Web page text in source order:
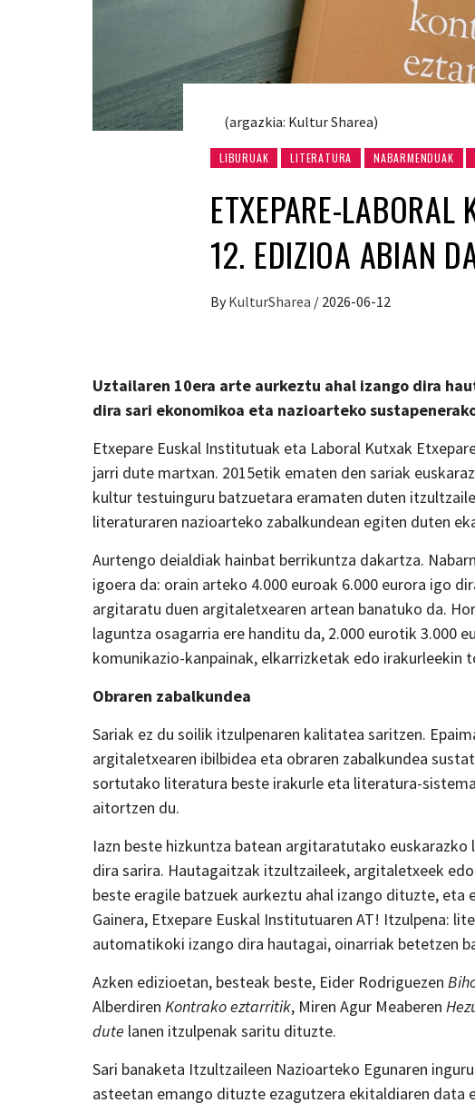
(argazkia: Kultur Sharea)
LIBURUAK LITERATURA NABARMENDUAK
ETXEPARE-
12. EDIZIOA ABIAN
By KulturSharea / 2026-06-12
Uztailaren 10era arte aurkeztu ahal izango dira
dira sari ekonomikoa eta nazioarteko
Etxepare Euskal Institutuak eta Laboral Kutxak
jarri dute martxan. 2015etik ematen den sariak
kultur testuinguru batzuetara eramaten duten
literaturaren nazioarteko zabalkundean egiten duten
Aurtengo deialdiak hainbat berrikuntza dakartza.
igoera da: orain arteko 4.000 euroak 6.000 eurora igo
argitaratu duen argitaletxearen artean banatuko da.
laguntza osagarria ere handitu da, 2.000 eurotik 3.000
komunikazio-kanpainak, elkarrizketak edo irakurleekin
Obraren zabalkundea
Sariak ez du soilik itzulpenaren kalitatea saritzen.
argitaletxearen ibilbidea eta obraren zabalkundea
sortutako literatura beste irakurle eta literatura-
aitortzen du.
Iazn beste hizkuntza batean argitaratutako
dira sarira. Hautagaitzak itzultzaileek, argitaletxeek
beste eragile batzuek aurkeztu ahal izango dituzte, eta
Gainera, Etxepare Euskal Institutuaren AT! Itzulpena:
automatikoki izango dira hautagai, oinarriak betetzen
Azken edizioetan, besteak beste, Eider Rodriguezen
Alberdiren Kontrako eztarritik, Miren Agur Meaberen
dute lanen itzulpenak saritu dituzte.
Sari banaketa Itzultzaileen Nazioarteko Egunaren
asteetan emango dituzte ezagutzera ekitaldiaren data